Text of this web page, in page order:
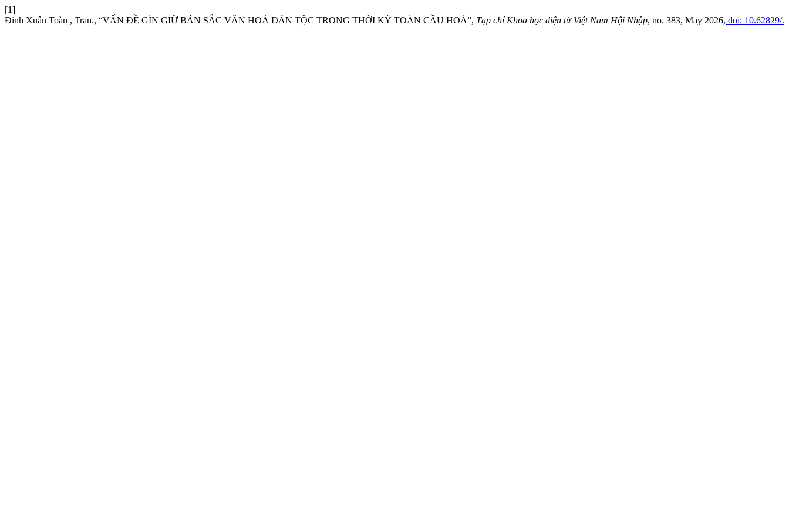
[1]
Đinh Xuân Toàn , Tran., “VẤN ĐỀ GÌN GIỮ BẢN SẮC VĂN HOÁ DÂN TỘC TRONG THỜI KỲ TOÀN CẦU HOÁ”, Tạp chí Khoa học điện tử Việt Nam Hội Nhập, no. 383, May 2026, doi: 10.62829/.